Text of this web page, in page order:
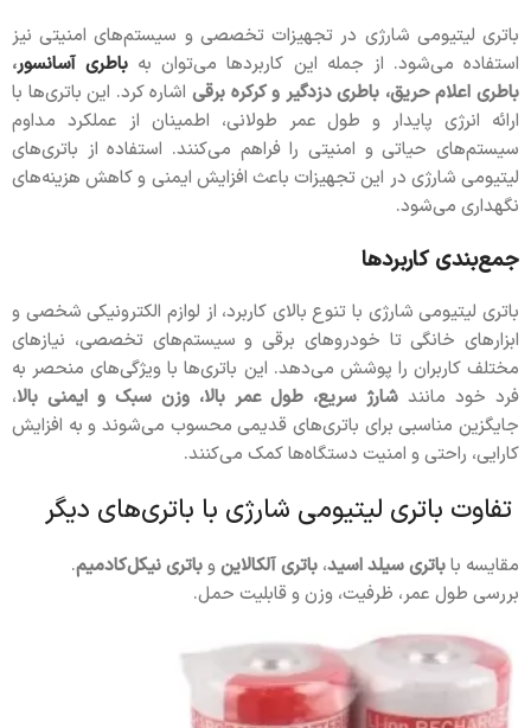
باتری لیتیومی شارژی در تجهیزات تخصصی و سیستم‌های امنیتی نیز
استفاده می‌شود. از جمله این کاربردها می‌توان به باطری آسانسور،
باطری اعلام حریق، باطری دزدگیر و کرکره برقی اشاره کرد. این باتری‌ها با
ارائه انرژی پایدار و طول عمر طولانی، اطمینان از عملکرد مداوم
سیستم‌های حیاتی و امنیتی را فراهم می‌کنند. استفاده از باتری‌های
لیتیومی شارژی در این تجهیزات باعث افزایش ایمنی و کاهش هزینه‌های
نگهداری می‌شود.
جمع‌بندی کاربردها
باتری لیتیومی شارژی با تنوع بالای کاربرد، از لوازم الکترونیکی شخصی و
ابزارهای خانگی تا خودروهای برقی و سیستم‌های تخصصی، نیازهای
مختلف کاربران را پوشش می‌دهد. این باتری‌ها با ویژگی‌های منحصر به
فرد خود مانند شارژ سریع، طول عمر بالا، وزن سبک و ایمنی بالا،
جایگزین مناسبی برای باتری‌های قدیمی محسوب می‌شوند و به افزایش
کارایی، راحتی و امنیت دستگاه‌ها کمک می‌کنند.
تفاوت باتری لیتیومی شارژی با باتری‌های دیگر
مقایسه باباتری سیلد اسید، باتری آلکالاینوباتری نیکل‌کادمیم.
بررسی طول عمر، ظرفیت، وزن و قابلیت حمل.